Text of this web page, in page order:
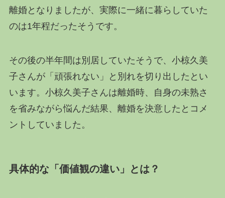
離婚となりましたが、実際に一緒に暮らしていた
のは1年程だったそうです。
その後の半年間は別居していたそうで、小椋久美
子さんが「頑張れない」と別れを切り出したとい
います。小椋久美子さんは離婚時、自身の未熟さ
を省みながら悩んだ結果、離婚を決意したとコメ
ントしていました。
具体的な「価値観の違い」とは？